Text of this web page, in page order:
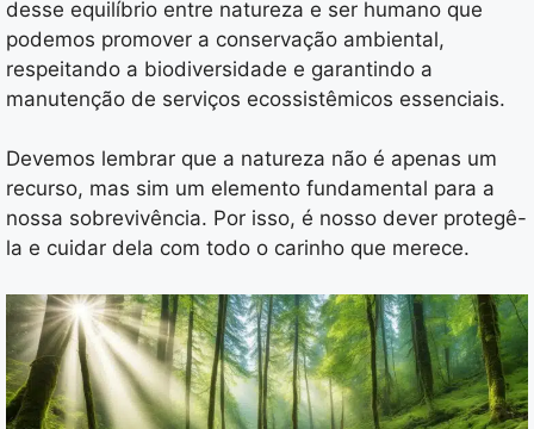
desse equilíbrio entre natureza e ser humano que
podemos promover a conservação ambiental,
respeitando a biodiversidade e garantindo a
manutenção de serviços ecossistêmicos essenciais.
Devemos lembrar que a natureza não é apenas um
recurso, mas sim um elemento fundamental para a
nossa sobrevivência. Por isso, é nosso dever protegê-
la e cuidar dela com todo o carinho que merece.